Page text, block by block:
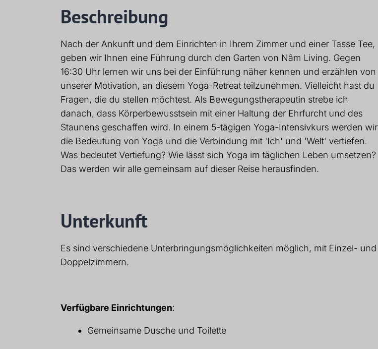
Beschreibung
Nach der Ankunft und dem Einrichten in Ihrem Zimmer und einer Tasse Tee,
geben wir Ihnen eine Führung durch den Garten von Nâm Living. Gegen
16:30 Uhr lernen wir uns bei der Einführung näher kennen und erzählen von
unserer Motivation, an diesem Yoga-Retreat teilzunehmen. Vielleicht hast du
Fragen, die du stellen möchtest. Als Bewegungstherapeutin strebe ich
danach, dass Körperbewusstsein mit einer Haltung der Ehrfurcht und des
Staunens geschaffen wird. In einem 5-tägigen Yoga-Intensivkurs werden wir
die Bedeutung von Yoga und die Verbindung mit 'Ich' und 'Welt' vertiefen.
Was bedeutet Vertiefung? Wie lässt sich Yoga im täglichen Leben umsetzen?
Das werden wir alle gemeinsam auf dieser Reise herausfinden.
Unterkunft
Es sind verschiedene Unterbringungsmöglichkeiten möglich, mit Einzel- und
Doppelzimmern.
Verfügbare Einrichtungen:
Gemeinsame Dusche und Toilette